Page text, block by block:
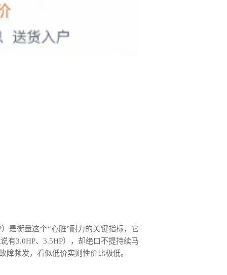
是衡量这个“心脏”耐力的关键指标，它
有3.0HP、3.5HP），却绝口不提持续马
障频发，看似低价实则性价比极低。